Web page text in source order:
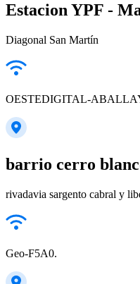
Estacion YPF -
Diagonal San Martín
OESTEDIGITAL-
barrio cerro
rivadavia sargento cabral y
Geo-F5A0.